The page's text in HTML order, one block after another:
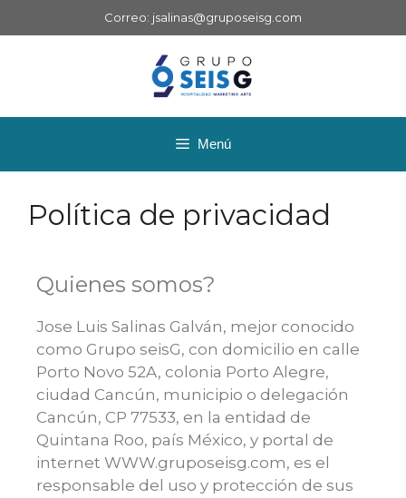
Correo: jsalinas@gruposeisg.com
Menú
Política de privacidad
Quienes somos?
Jose Luis Salinas Galván, mejor conocido
como Grupo seisG, con domicilio en calle
Porto Novo 52A, colonia Porto Alegre,
ciudad Cancún, municipio o delegación
Cancún, CP 77533, en la entidad de
Quintana Roo, país México, y portal de
internet WWW.gruposeisg.com, es el
responsable del uso y protección de sus